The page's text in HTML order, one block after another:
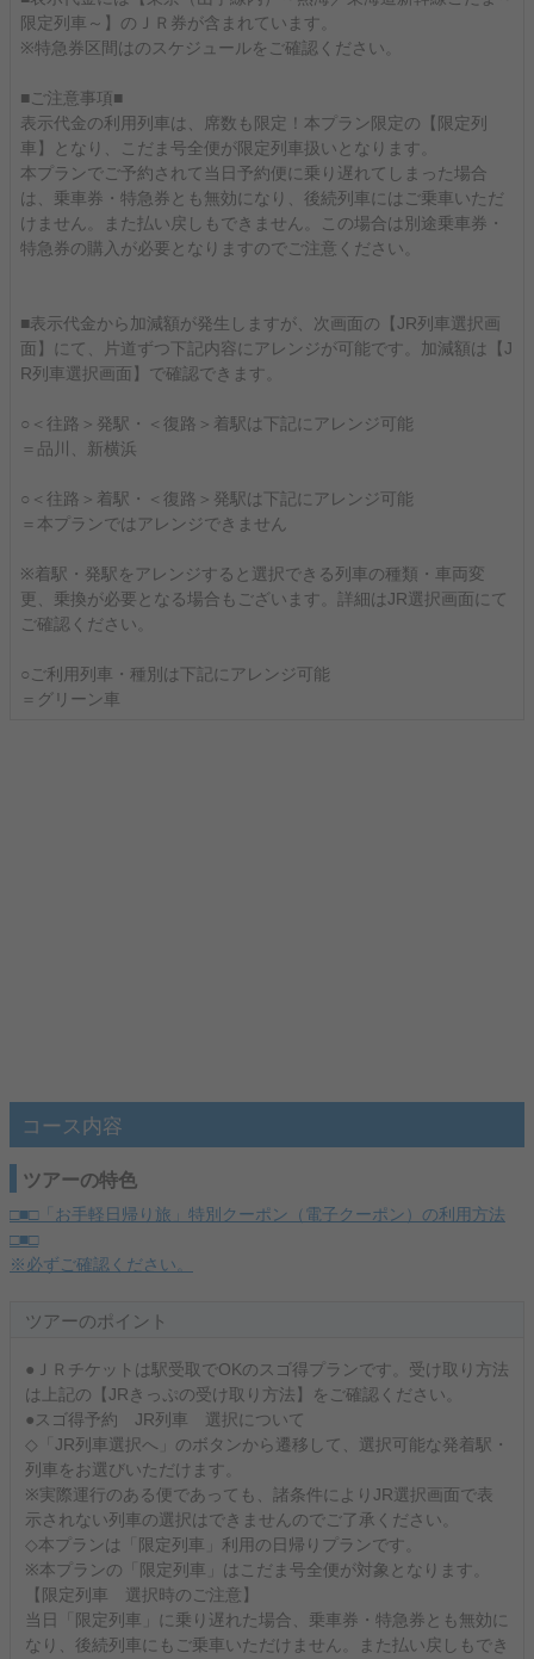
限定列車～】のＪＲ券が含まれています。
※特急券区間はのスケジュールをご確認ください。
■ご注意事項■
表示代金の利用列車は、席数も限定！本プラン限定の【限定列
車】となり、こだま号全便が限定列車扱いとなります。
本プランでご予約されて当日予約便に乗り遅れてしまった場合
は、乗車券・特急券とも無効になり、後続列車にはご乗車いただ
けません。また払い戻しもできません。この場合は別途乗車券・
特急券の購入が必要となりますのでご注意ください。
■表示代金から加減額が発生しますが、次画面の【JR列車選択画
面】にて、片道ずつ下記内容にアレンジが可能です。加減額は【J
R列車選択画面】で確認できます。
○＜往路＞発駅・＜復路＞着駅は下記にアレンジ可能
＝品川、新横浜
○＜往路＞着駅・＜復路＞発駅は下記にアレンジ可能
＝本プランではアレンジできません
※着駅・発駅をアレンジすると選択できる列車の種類・車両変
更、乗換が必要となる場合もございます。詳細はJR選択画面にて
ご確認ください。
○ご利用列車・種別は下記にアレンジ可能
＝グリーン車
コース内容
ツアーの特色
□■□「お手軽日帰り旅」特別クーポン（電子クーポン）の利用方法
□■□
※必ずご確認ください。
ツアーのポイント
●ＪＲチケットは駅受取でOKのスゴ得プランです。受け取り方法
は上記の【JRきっぷの受け取り方法】をご確認ください。
●スゴ得予約 JR列車 選択について
◇「JR列車選択へ」のボタンから遷移して、選択可能な発着駅・
列車をお選びいただけます。
※実際運行のある便であっても、諸条件によりJR選択画面で表
示されない列車の選択はできませんのでご了承ください。
◇本プランは「限定列車」利用の日帰りプランです。
※本プランの「限定列車」はこだま号全便が対象となります。
【限定列車 選択時のご注意】
当日「限定列車」に乗り遅れた場合、乗車券・特急券とも無効に
なり、後続列車にもご乗車いただけません。また払い戻しもでき